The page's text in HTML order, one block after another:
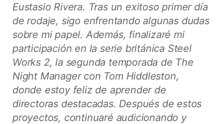
Eustasio Rivera. Tras un exitoso primer día
de rodaje, sigo enfrentando algunas dudas
sobre mi papel. Además, finalizaré mi
participación en la serie británica Steel
Works 2, la segunda temporada de The
Night Manager con Tom Hiddleston,
donde estoy feliz de aprender de
directoras destacadas. Después de estos
proyectos, continuaré audicionando y